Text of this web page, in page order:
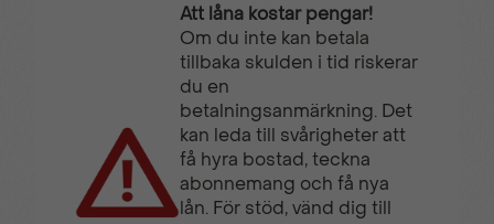
Att låna kostar pengar!
Om du inte kan betala
tillbaka skulden i tid riskerar
du en
betalningsanmärkning. Det
kan leda till svårigheter att
få hyra bostad, teckna
abonnemang och få nya
lån. För stöd, vänd dig till